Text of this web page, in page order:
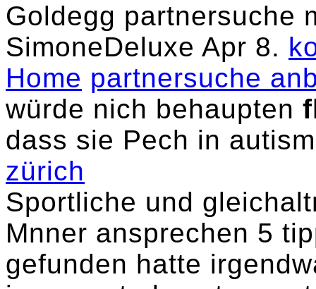
Goldegg partnersuche
SimoneDeluxe Apr 8.
Home partnersuche
würde nich behaupten
dass sie Pech in
zürich
Sportliche und
Mnner ansprechen 5
gefunden hatte